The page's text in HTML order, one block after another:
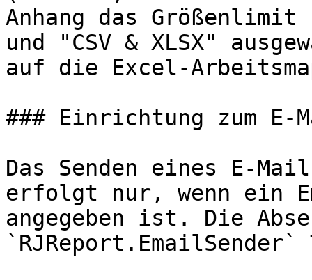
Anhang das
und "CSV & XLSX"
auf die Excel-
### Einrichtung zum E-
Das Senden eines E-
erfolgt nur, wenn ein
angegeben ist. Die